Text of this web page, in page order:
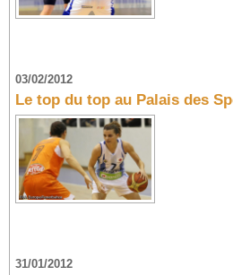
03/02/2012
Le top du top au Palais des
31/01/2012